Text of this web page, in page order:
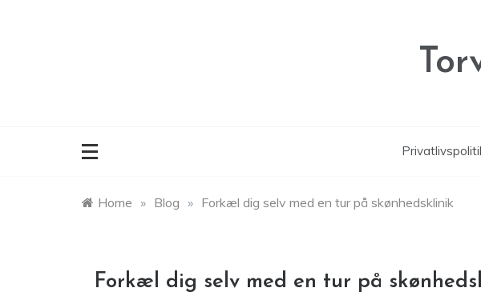
Home » Blog » Forkæl dig selv med en tur på skønhedsklinik
Forkæl dig selv med en tur på